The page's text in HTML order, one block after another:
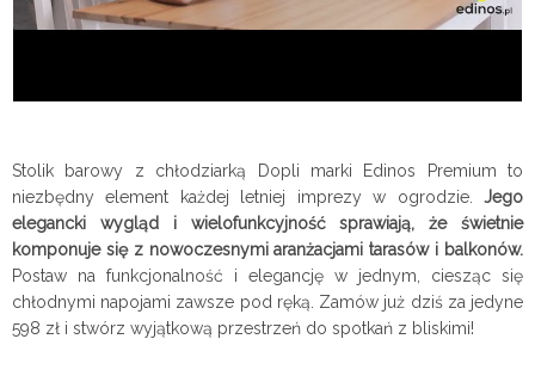
Stolik barowy z chłodziarką Dopli marki Edinos Premium to
niezbędny element każdej letniej imprezy w ogrodzie. Jego
elegancki wygląd i wielofunkcyjność sprawiają, że świetnie
komponuje się z nowoczesnymi aranżacjami tarasów i balkonów.
Postaw na funkcjonalność i elegancję w jednym, ciesząc się
chłodnymi napojami zawsze pod ręką. Zamów już dziś za jedyne
598 zł i stwórz wyjątkową przestrzeń do spotkań z bliskimi!